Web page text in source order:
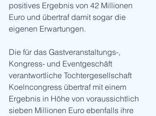
positives Ergebnis von 42 Millionen
Euro und übertraf damit sogar die
eigenen Erwartungen.
Die für das Gastveranstaltungs-,
Kongress- und Eventgeschäft
verantwortliche Tochtergesellschaft
Koelncongress übertraf mit einem
Ergebnis in Höhe von voraussichtlich
sieben Millionen Euro ebenfalls ihre